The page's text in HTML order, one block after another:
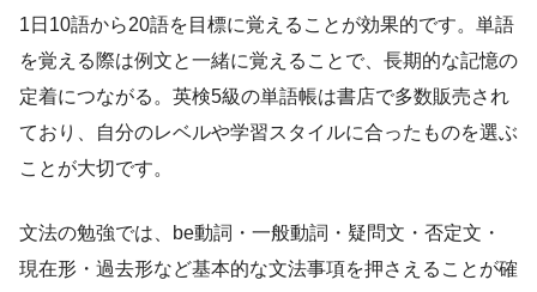
1日10語から20語を目標に覚えることが効果的です。単語
を覚える際は例文と一緒に覚えることで、長期的な記憶の
定着につながる。英検5級の単語帳は書店で多数販売され
ており、自分のレベルや学習スタイルに合ったものを選ぶ
ことが大切です。
文法の勉強では、be動詞・一般動詞・疑問文・否定文・
現在形・過去形など基本的な文法事項を押さえることが確